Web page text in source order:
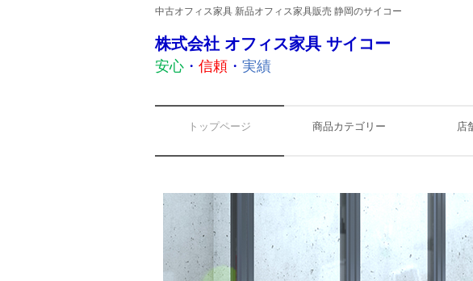
中古オフィス家具 新品オフィス家具販売 静岡のサイコー
株式会社 オフィス家具 サイコー
安心 ・ 信頼 ・ 実績
トップページ 商品カテゴリー 店